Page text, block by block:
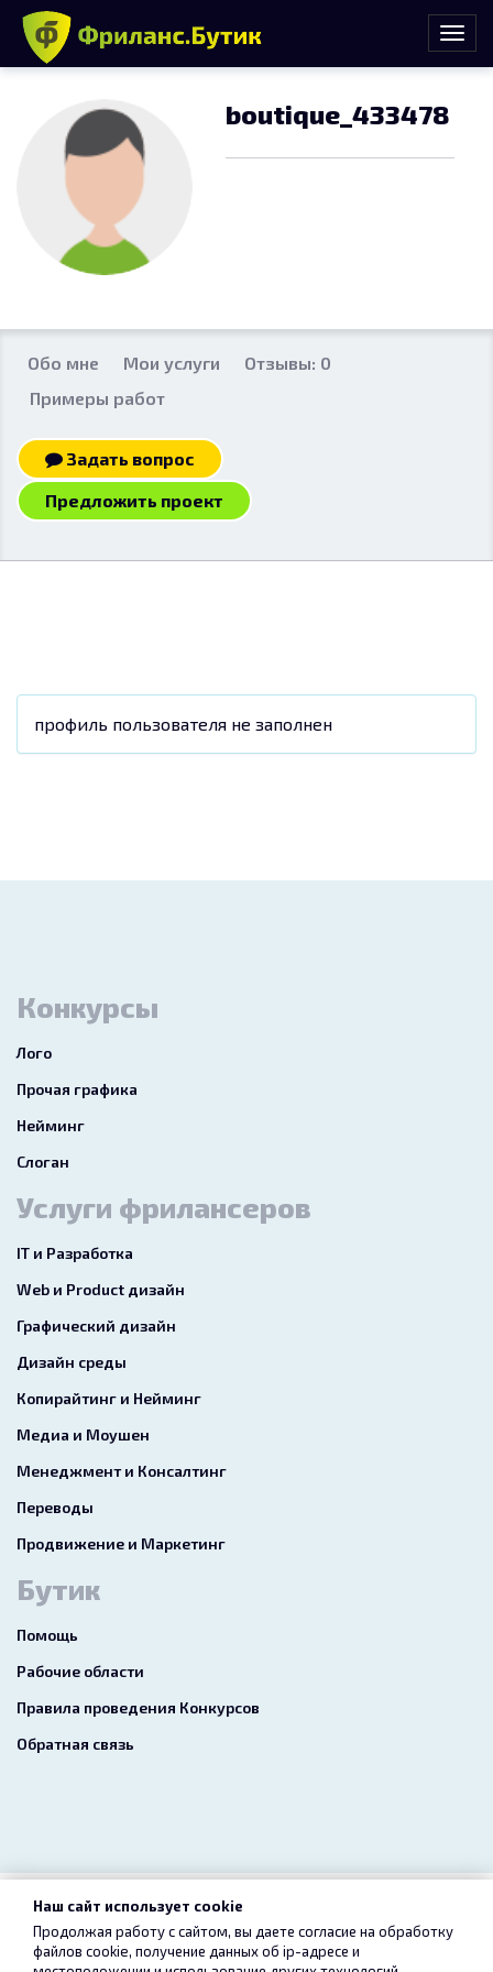
boutique_433478
Обо мне Мои услуги
Отзывы: 0
Примеры работ
Задать вопрос
Предложить проект
профиль пользователя не заполнен
Конкурсы
Лого
Прочая графика
Нейминг
Слоган
Услуги фрилансеров
IT и Разработка
Web и Product дизайн
Графический дизайн
Дизайн среды
Копирайтинг и Нейминг
Медиа и Моушен
Менеджмент и Консалтинг
Переводы
Продвижение и Маркетинг
Бутик
Помощь
Рабочие области
Правила проведения Конкурсов
Обратная связь
2026 freelance.boutique
Пользовательское соглашение Конфиденциальность
Наш сайт использует cookie
Продолжая работу с сайтом, вы даете согласие на обработку
файлов cookie, получение данных об ip-адресе и